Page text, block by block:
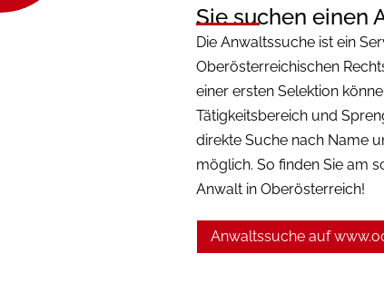
Sie suchen einen
Die Anwaltssuche ist ein
Oberösterreichischen
einer ersten Selektion
Tätigkeitsbereich und
direkte Suche nach Name
möglich. So finden Sie am
Anwalt in Oberösterreich!
Anwaltssuche auf